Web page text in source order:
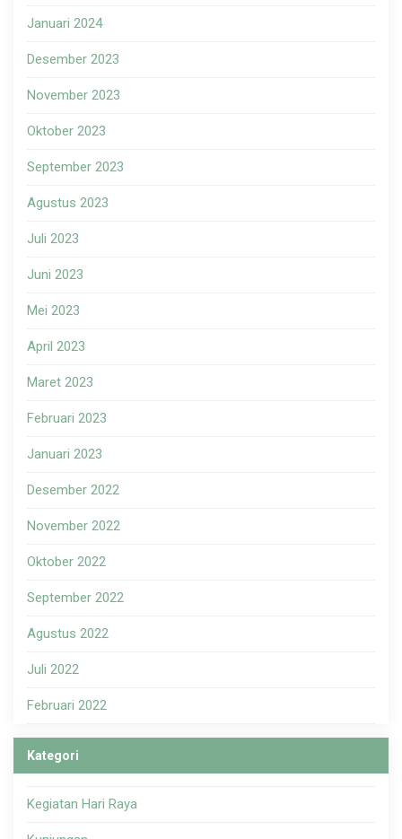
Januari 2024
Desember 2023
November 2023
Oktober 2023
September 2023
Agustus 2023
Juli 2023
Juni 2023
Mei 2023
April 2023
Maret 2023
Februari 2023
Januari 2023
Desember 2022
November 2022
Oktober 2022
September 2022
Agustus 2022
Juli 2022
Februari 2022
Kategori
Kegiatan Hari Raya